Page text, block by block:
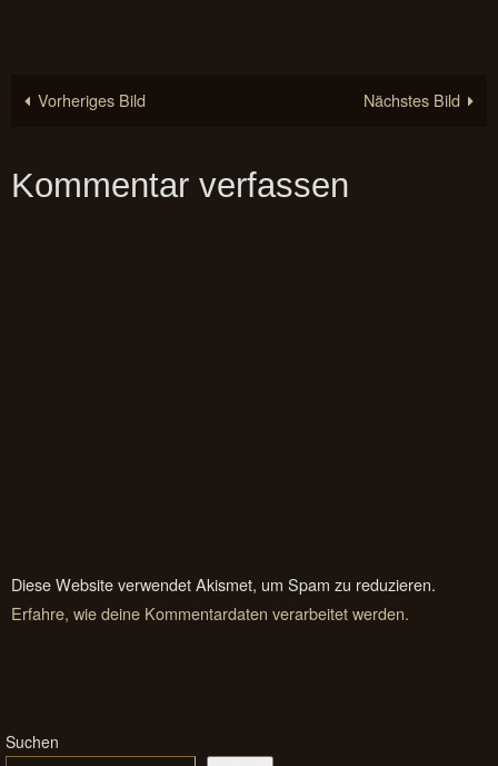
Vorheriges Bild Nächstes Bild
Kommentar verfassen
Diese Website verwendet Akismet, um Spam zu reduzieren.
Erfahre, wie deine Kommentardaten verarbeitet werden.
Suchen